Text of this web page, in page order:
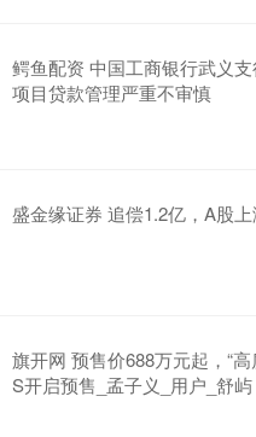
鳄鱼配资 中国工商银行武义支
项目贷款管理严重不审慎
盛金缘证券 追偿1.2亿，A股上
旗开网 预售价688万元起，“
S开启预售_孟子义_用户_舒屿